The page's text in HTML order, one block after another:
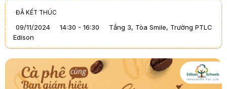
ĐÃ KẾT THÚC
09/11/2024 14:30 - 16:30
Tầng 3, Tòa Smile, Trường PTLC
Edison